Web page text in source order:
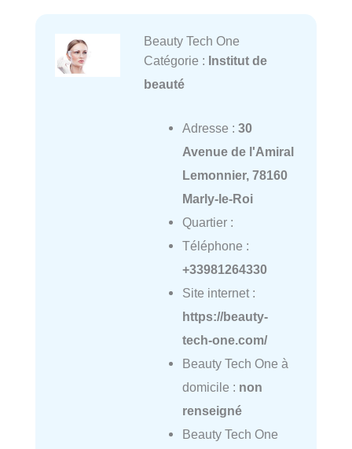
Beauty Tech One
Catégorie : Institut de
beauté
Adresse : 30
Avenue de l'Amiral
Lemonnier, 78160
Marly-le-Roi
Quartier :
Téléphone :
+33981264330
Site internet :
https://beauty-
tech-one.com/
Beauty Tech One à
domicile : non
renseigné
Beauty Tech One